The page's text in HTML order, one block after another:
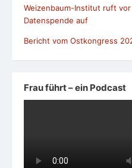
Weizenbaum-Institut ruft
Datenspende auf
Bericht vom Ostkongress
Frau führt – ein Podcast